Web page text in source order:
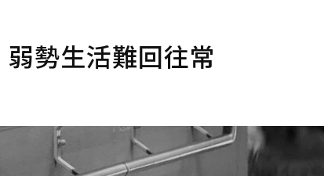
勢生活難回往常